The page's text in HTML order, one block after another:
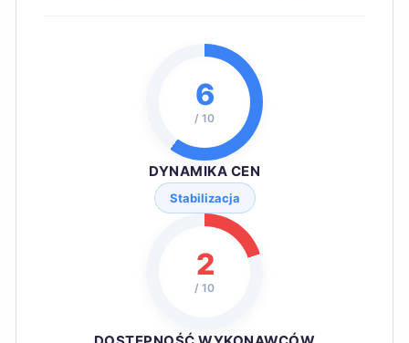
6
/ 10
DYNAMIKA CEN
Stabilizacja
2
/ 10